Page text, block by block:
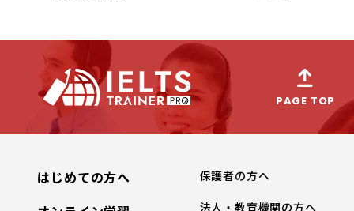
PAGE TOP
はじめての方へ
保護者の方へ
法人・教育機関の方へ